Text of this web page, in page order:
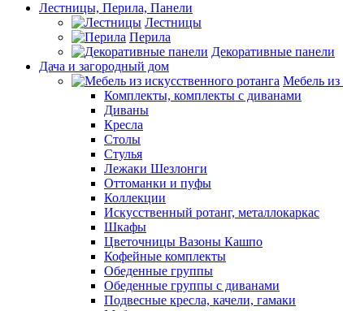
Лестницы, Перила, Панели
Лестницы
Перила
Декоративные панели
Дача и загородный дом
Мебель из
Комплекты, комплекты с диванами
Диваны
Кресла
Столы
Стулья
Лежаки Шезлонги
Оттоманки и пуфы
Коллекции
Искусственный ротанг, металлокаркас
Шкафы
Цветочницы Вазоны Кашпо
Кофейные комплекты
Обеденные группы
Обеденные группы с диванами
Подвесные кресла, качели, гамаки